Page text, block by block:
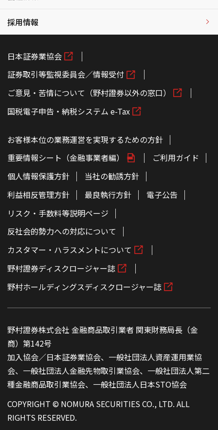
採用情報
日本証券業協会
証券取引等監視委員会／情報受付
ご意見・苦情について（野村證券以外の窓口）
国税電子申告・納税システム e-Tax
お客様本位の業務運営を実現するための方針
重要情報シート（金融事業者編）
ご利用ガイド
個人情報保護方針
当社の勧誘方針
利益相反管理方針
最良執行方針
電子公告
リスク・手数料等説明ページ
反社会的勢力への対応について
カスタマー・ハラスメントについて
野村證券ディスクロージャー誌
野村ホールディングスディスクロージャー誌
野村證券株式会社 金融商品取引業者 関東財務局長（金
商）第142号
加入協会／日本証券業協会、一般社団法人資産運用業協
会、一般社団法人金融先物取引業協会、一般社団法人第二
種金融商品取引業協会、一般社団法人日本STO協会
COPYRIGHT © NOMURA SECURITIES CO., LTD. ALL
RIGHTS RESERVED.